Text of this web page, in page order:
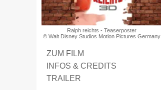
Ralph reichts - Teaserposter
© Walt Disney Studios Motion Pictures Germany
ZUM FILM
INFOS & CREDITS
TRAILER